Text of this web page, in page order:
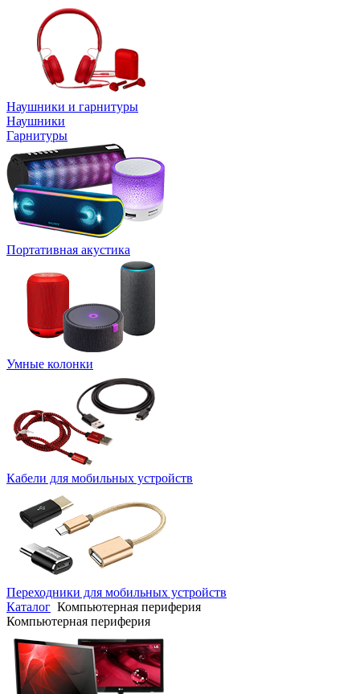
Наушники и гарнитуры
Наушники
Гарнитуры
Портативная акустика
Умные колонки
Кабели для мобильных устройств
Переходники для мобильных устройств
Каталог Компьютерная периферия
Компьютерная периферия